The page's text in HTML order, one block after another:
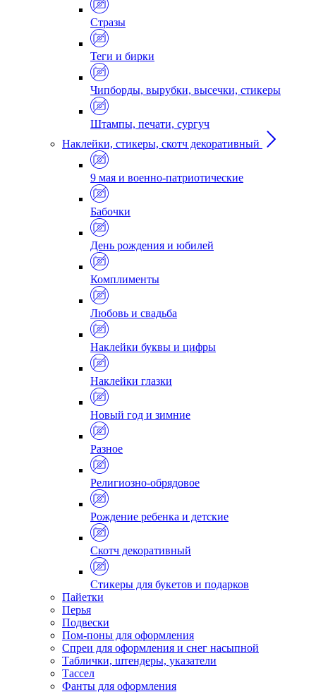
Стразы
Теги и бирки
Чипборды, вырубки, высечки, стикеры
Штампы, печати, сургуч
Наклейки, стикеры, скотч декоративный
9 мая и военно-патриотические
Бабочки
День рождения и юбилей
Комплименты
Любовь и свадьба
Наклейки буквы и цифры
Наклейки глазки
Новый год и зимние
Разное
Религиозно-обрядовое
Рождение ребенка и детские
Скотч декоративный
Стикеры для букетов и подарков
Пайетки
Перья
Подвески
Пом-поны для оформления
Спреи для оформления и снег насыпной
Таблички, штендеры, указатели
Тассел
Фанты для оформления